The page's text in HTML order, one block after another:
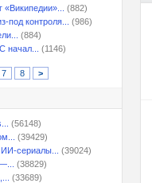
(882)
контроля...
(986)
(884)
(1146)
7 8 >
(56148)
(39429)
сериалы...
(39024)
(38829)
(33689)